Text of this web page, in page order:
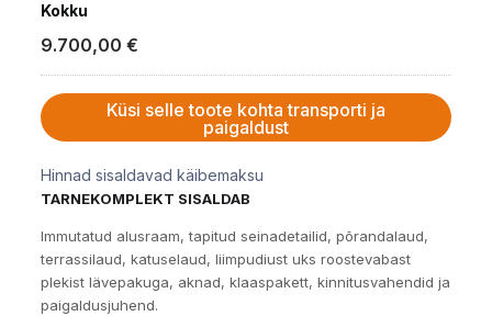
Kokku
9.700,00 €
Küsi selle toote kohta transporti ja
paigaldust
Hinnad sisaldavad käibemaksu
TARNEKOMPLEKT SISALDAB
Immutatud alusraam, tapitud seinadetailid, põrandalaud,
terrassilaud, katuselaud, liimpudiust uks roostevabast
plekist lävepakuga, aknad, klaaspakett, kinnitusvahendid ja
paigaldusjuhend.